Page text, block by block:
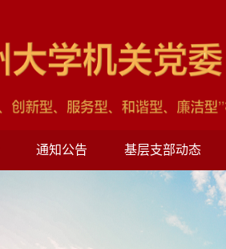
通知公告 基层支部动态